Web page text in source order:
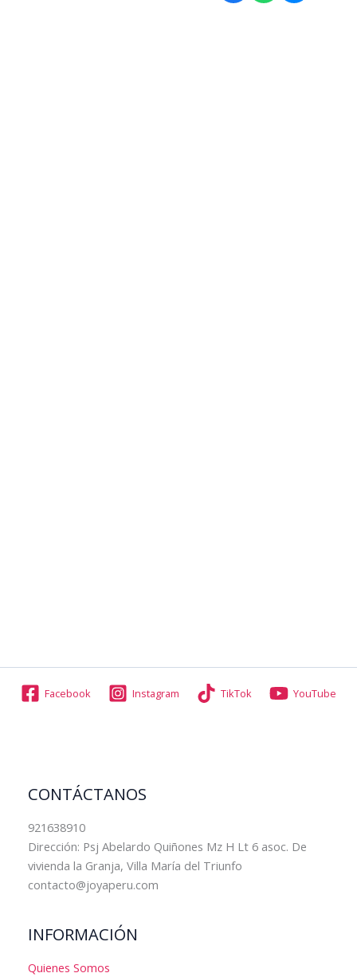
Facebook Instagram TikTok YouTube
CONTÁCTANOS
921638910
Dirección: Psj Abelardo Quiñones Mz H Lt 6 asoc. De
vivienda la Granja, Villa María del Triunfo
contacto@joyaperu.com
INFORMACIÓN
Quienes Somos